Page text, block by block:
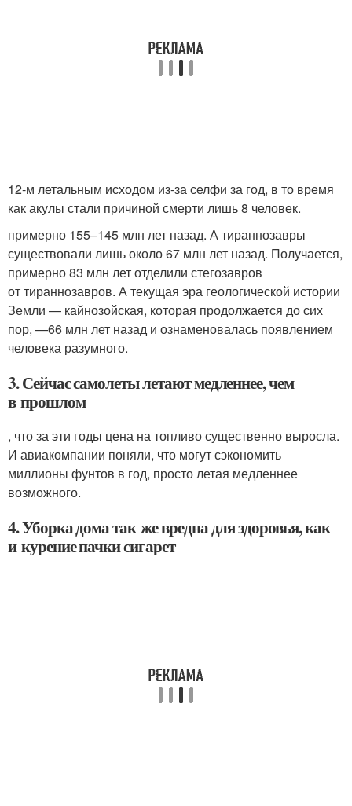
12-м летальным исходом из-за селфи за год, в то время
как акулы стали причиной смерти лишь 8 человек.
примерно 155–145 млн лет назад. А тираннозавры
существовали лишь около 67 млн лет назад. Получается,
примерно 83 млн лет отделили стегозавров
от тираннозавров. А текущая эра геологической истории
Земли — кайнозойская, которая продолжается до сих
пор, —66 млн лет назад и ознаменовалась появлением
человека разумного.
3. Сейчас самолеты летают медленнее, чем
в прошлом
, что за эти годы цена на топливо существенно выросла.
И авиакомпании поняли, что могут сэкономить
миллионы фунтов в год, просто летая медленнее
возможного.
4. Уборка дома так же вредна для здоровья, как
и курение пачки сигарет